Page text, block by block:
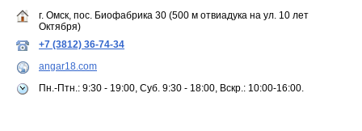
г. Омск, пос. Биофабрика 30 (500 м отвиадука на ул. 10 лет
Октября)
+7 (3812) 36-74-34
angar18.com
Пн.-Птн.: 9:30 - 19:00, Суб. 9:30 - 18:00, Вскр.: 10:00-16:00.